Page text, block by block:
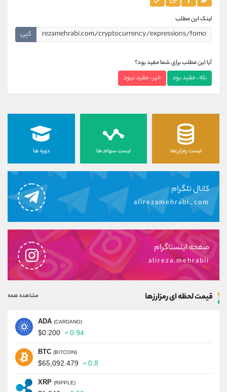
لینک این مطلب
کپی
آیا این مطلب برای شما مفید بود؟
بله ، مفید بود خیر ، مفید نبود
لیست رمزارزها لیست سهام ها دوره ها
کانال تلگرام
alirezamehrabi_com
صفحه اینستاگرام
alireza.mehrabii
قیمت لحظه ای رمزارزها مشاهده همه
ADA (CARDANO)
$0.200 0.94
BTC (BITCOIN)
$65,092.479 0.8
XRP (RIPPLE)